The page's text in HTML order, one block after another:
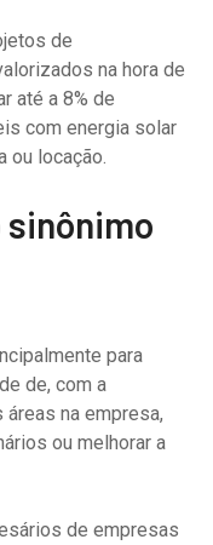
de
na hora de
até a 8% de
com energia solar
ou locação.
sinônimo
para
de, com a
na empresa,
ou melhorar a
de empresas